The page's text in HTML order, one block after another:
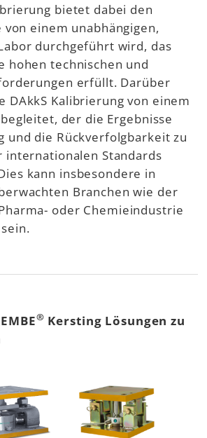
bietet dabei den
von einem unabhängigen,
durchgeführt wird, das
hohen technischen und
erfüllt. Darüber
DAkkS Kalibrierung von einem
der die Ergebnisse
und die Rückverfolgbarkeit zu
internationalen Standards
kann insbesondere in
Branchen wie der
oder Chemieindustrie
® Kersting Lösungen zu